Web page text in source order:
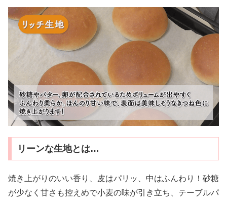
リーンな生地とは…
焼き上がりのいい香り、皮はパリッ、中はふんわり！砂糖
が少なく甘さも控えめで小麦の味が引き立ち、テーブルパ